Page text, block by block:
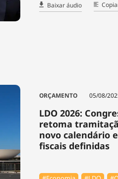
Baixar áudio
ORÇAMENTO 05/08/
LDO 2026:
retoma
novo calendário
fiscais definidas